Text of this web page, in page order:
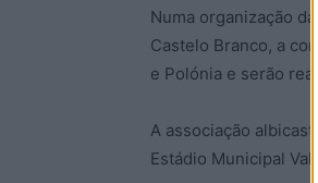
Numa organização
Castelo Branco, a
e Polónia e serão
A associação
Estádio Municipal